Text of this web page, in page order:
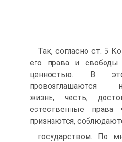
Так, согласно ст. 5
его права и
ценностью. В
провозглашаются
жизнь, честь,
естественные права
признаются,
государством. По